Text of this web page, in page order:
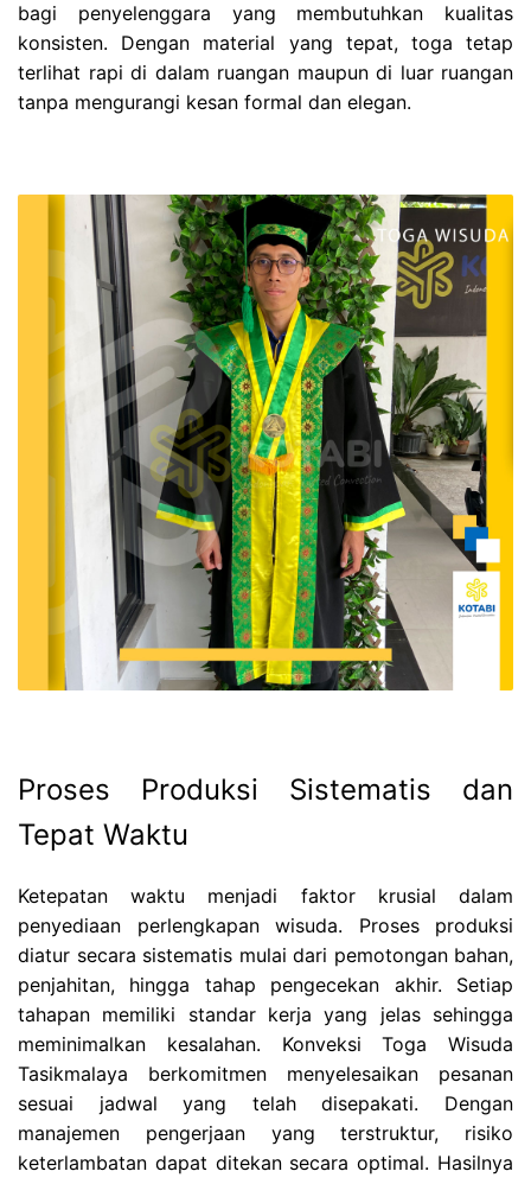
bagi penyelenggara yang membutuhkan kualitas
konsisten. Dengan material yang tepat, toga tetap
terlihat rapi di dalam ruangan maupun di luar ruangan
tanpa mengurangi kesan formal dan elegan.
Proses Produksi Sistematis dan
Tepat Waktu
Ketepatan waktu menjadi faktor krusial dalam
penyediaan perlengkapan wisuda. Proses produksi
diatur secara sistematis mulai dari pemotongan bahan,
penjahitan, hingga tahap pengecekan akhir. Setiap
tahapan memiliki standar kerja yang jelas sehingga
meminimalkan kesalahan. Konveksi Toga Wisuda
Tasikmalaya berkomitmen menyelesaikan pesanan
sesuai jadwal yang telah disepakati. Dengan
manajemen pengerjaan yang terstruktur, risiko
keterlambatan dapat ditekan secara optimal. Hasilnya